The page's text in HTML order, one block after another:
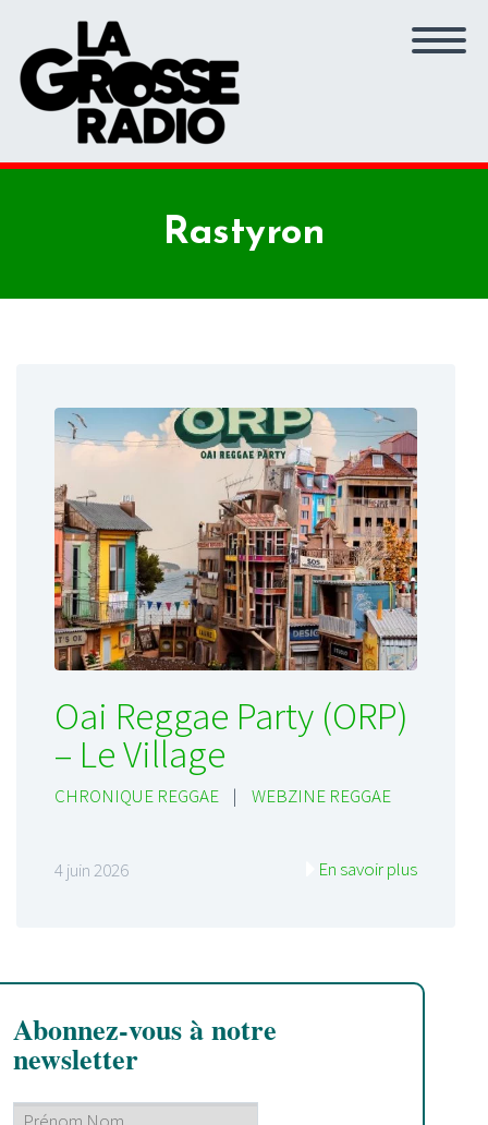
Rastyron
Oai Reggae Party (ORP)
– Le Village
CHRONIQUE REGGAE | WEBZINE REGGAE
4 juin 2026 En savoir plus
Abonnez-vous à notre
newsletter